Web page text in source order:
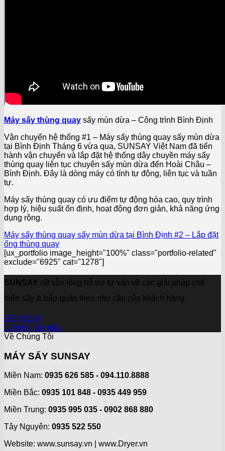
Máy sấy thùng quay sấy mùn dừa – Công trình Bình Định
Vận chuyển hệ thống #1 – Máy sấy thùng quay sấy mùn dừa
tại Bình Định Tháng 6 vừa qua, SUNSAY Việt Nam đã tiến
hành vận chuyển và lắp đặt hệ thống dây chuyền máy sấy
thùng quay liên tục chuyên sấy mùn dừa đến Hoài Châu –
Bình Định. Đây là dòng máy có tính tự động, liên tục và tuần
tự.
Máy sấy thùng quay có ưu điểm tự động hóa cao, quy trình
hợp lý, hiệu suất ổn định, hoạt động đơn giản, khả năng ứng
dụng rộng.
Máy sấy thùng quay sấy mùn dừa tại Bình Định #2 – Lắp đặt
ống thùng quay
[ux_portfolio image_height="100%" class="portfolio-related"
exclude="6925" cat="1278"]
SUNSAY rất sẵn lòng hỗ trợ tư vấn về các giải pháp chế
biến sấy & bảo quản theo nhu cầu của khách hàng.
GỌI NGAY
Liên hệ sấy mẫu
Về Chúng Tôi
MÁY SẤY SUNSAY
Miền Nam: 0935 626 585 - 094.110.8888
Miền Bắc: 0935 101 848 - 0935 449 959
Miền Trung: 0935 995 035 - 0902 868 880
Tây Nguyên: 0935 522 550
Website: www.sunsay.vn | www.Dryer.vn